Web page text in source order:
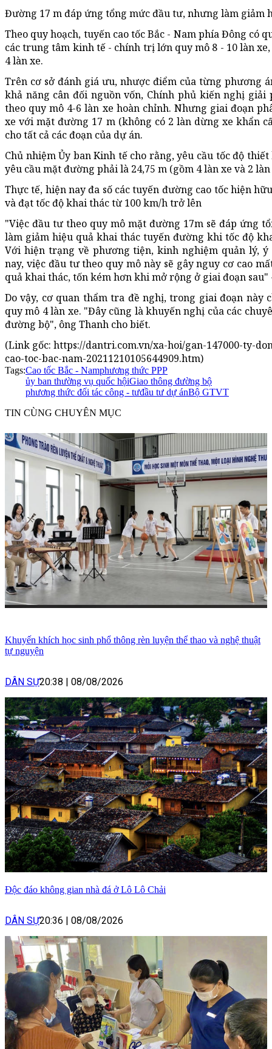
Đường 17 m đáp ứng tổng mức đầu tư, nhưng làm giảm
Theo quy hoạch, tuyến cao tốc Bắc - Nam phía Đông có
các trung tâm kinh tế - chính trị lớn quy mô 8 - 10 làn xe,
4 làn xe.
Trên cơ sở đánh giá ưu, nhược điểm của từng phương
khả năng cân đối nguồn vốn, Chính phủ kiến nghị giải
theo quy mô 4-6 làn xe hoàn chỉnh. Nhưng giai đoạn
xe với mặt đường 17 m (không có 2 làn dừng xe khẩn
cho tất cả các đoạn của dự án.
Chủ nhiệm Ủy ban Kinh tế cho rằng, yêu cầu tốc độ
yêu cầu mặt đường phải là 24,75 m (gồm 4 làn xe và 2
Thực tế, hiện nay đa số các tuyến đường cao tốc hiện
và đạt tốc độ khai thác từ 100 km/h trở lên
"Việc đầu tư theo quy mô mặt đường 17m sẽ đáp ứng
làm giảm hiệu quả khai thác tuyến đường khi tốc độ
Với hiện trạng về phương tiện, kinh nghiệm quản lý,
nay, việc đầu tư theo quy mô này sẽ gây nguy cơ cao
quả khai thác, tốn kém hơn khi mở rộng ở giai đoạn
Do vậy, cơ quan thẩm tra đề nghị, trong giai đoạn này
quy mô 4 làn xe. "Đây cũng là khuyến nghị của các
đường bộ", ông Thanh cho biết.
(Link gốc: https://dantri.com.vn/xa-hoi/gan-147000-ty-
cao-toc-bac-nam-20211210105644909.htm)
Tags:Cao tốc Bắc - Namphương thức PPP
ủy ban thường vụ quốc hộiGiao thông đường bộ
phương thức đối tác công - tưđầu tư dự ánBộ GTVT
TIN CÙNG CHUYÊN MỤC
Khuyến khích học sinh phổ thông rèn luyện thể thao và nghệ thuật
tự nguyện
DÂN SỰ20:38 | 08/08/2026
Độc đáo không gian nhà đá ở Lô Lô Chải
DÂN SỰ20:36 | 08/08/2026